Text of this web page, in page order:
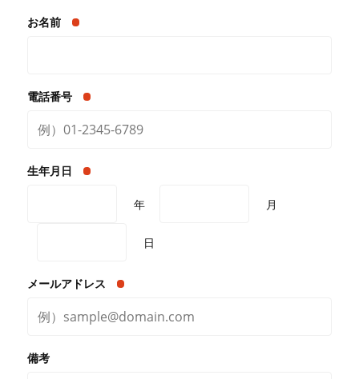
お名前
電話番号
生年月日
年 月
日
メールアドレス
備考